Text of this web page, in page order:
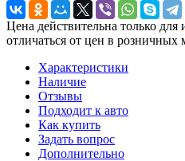
Цена действительна только
отличаться от цен в розничных
Характеристики
Наличие
Отзывы
Подходит к авто
Как купить
Задать вопрос
Дополнительно